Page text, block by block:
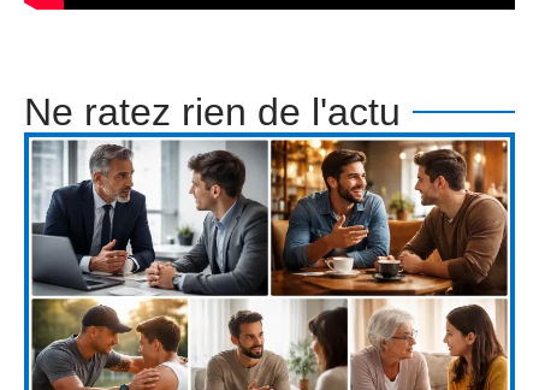
Ne ratez rien de l'actu